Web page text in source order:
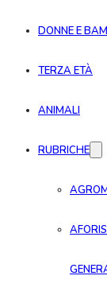
DONNE E
TERZA ETÀ
ANIMALI
RUBRICHE